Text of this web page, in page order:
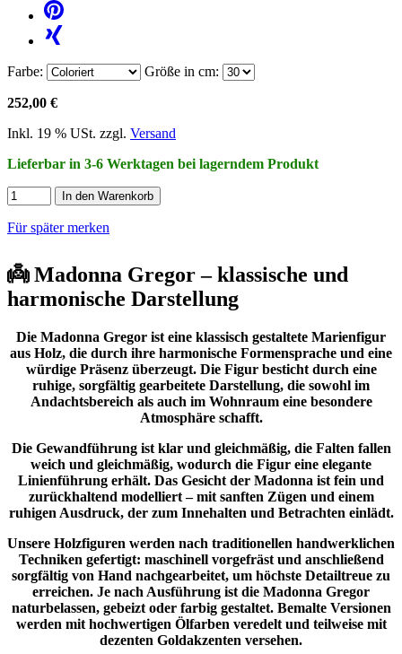
Farbe: Größe in cm:
252,00 €
Inkl. 19 % USt. zzgl. Versand
Lieferbar in 3-6 Werktagen bei lagerndem Produkt
In den Warenkorb
Für später merken
👼 Madonna Gregor – klassische und
harmonische Darstellung
Die Madonna Gregor ist eine klassisch gestaltete Marienfigur
aus Holz, die durch ihre harmonische Formensprache und eine
würdige Präsenz überzeugt. Die Figur besticht durch eine
ruhige, sorgfältig gearbeitete Darstellung, die sowohl im
Andachtsbereich als auch im Wohnraum eine besondere
Atmosphäre schafft.
Die Gewandführung ist klar und gleichmäßig, die Falten fallen
weich und gleichmäßig, wodurch die Figur eine elegante
Linienführung erhält. Das Gesicht der Madonna ist fein und
zurückhaltend modelliert – mit sanften Zügen und einem
ruhigen Ausdruck, der zum Innehalten und Betrachten einlädt.
Unsere Holzfiguren werden nach traditionellen handwerklichen
Techniken gefertigt: maschinell vorgefräst und anschließend
sorgfältig von Hand nachgearbeitet, um höchste Detailtreue zu
erreichen. Je nach Ausführung ist die Madonna Gregor
naturbelassen, gebeizt oder farbig gestaltet. Bemalte Versionen
werden mit hochwertigen Ölfarben veredelt und teilweise mit
dezenten Goldakzenten versehen.